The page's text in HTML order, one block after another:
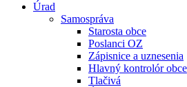
Úrad
Samospráva
Starosta obce
Poslanci OZ
Zápisnice a uznesenia
Hlavný kontrolór obce
Tlačivá